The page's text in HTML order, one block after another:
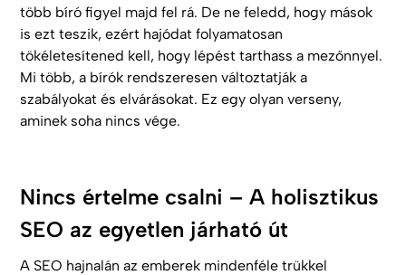
több bíró figyel majd fel rá. De ne feledd, hogy mások
is ezt teszik, ezért hajódat folyamatosan
tökéletesítened kell, hogy lépést tarthass a mezőnnyel.
Mi több, a bírók rendszeresen változtatják a
szabályokat és elvárásokat. Ez egy olyan verseny,
aminek soha nincs vége.
Nincs értelme csalni – A holisztikus
SEO az egyetlen járható út
A SEO hajnalán az emberek mindenféle trükkel